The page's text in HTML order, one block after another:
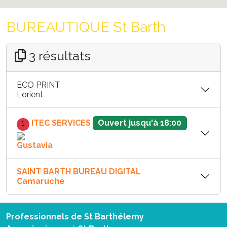
BUREAUTIQUE St Barth
3 résultats
ECO PRINT
Lorient
1 ITEC SERVICES Ouvert jusqu'à 18:00
Gustavia
SAINT BARTH BUREAU DIGITAL
Camaruche
Professionnels de St Barthélemy